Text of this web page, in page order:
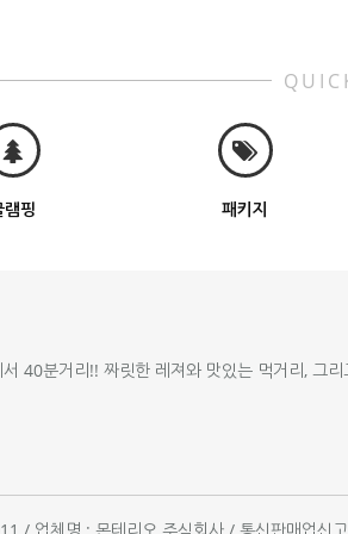
램핑 패키지
40분거리!! 짜릿한 레져와 맛있는 먹거리, 그